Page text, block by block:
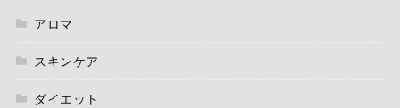
アロマ
スキンケア
ダイエット